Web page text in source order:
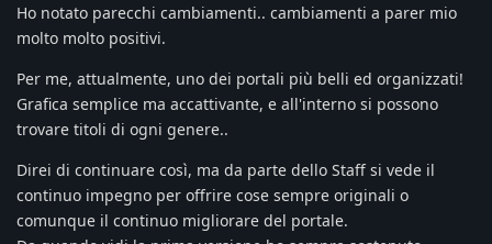
Ho notato parecchi cambiamenti.. cambiamenti a parer mio
molto molto positivi.
Per me, attualmente, uno dei portali più belli ed organizzati!
Grafica semplice ma accattivante, e all'interno si possono
trovare titoli di ogni genere..
Direi di continuare così, ma da parte dello Staff si vede il
continuo impegno per offrire cose sempre originali o
comunque il continuo migliorare del portale.